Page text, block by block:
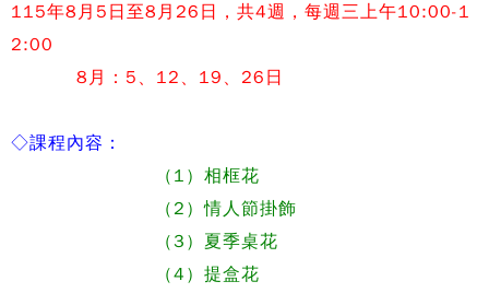
115年8月5日至8月26日，共4週，每週三上午10:00-1
2:00
8月：5、12、19、26日
◇課程內容：
（1）相框花
（2）情人節掛飾
（3）夏季桌花
（4 ）提盒花